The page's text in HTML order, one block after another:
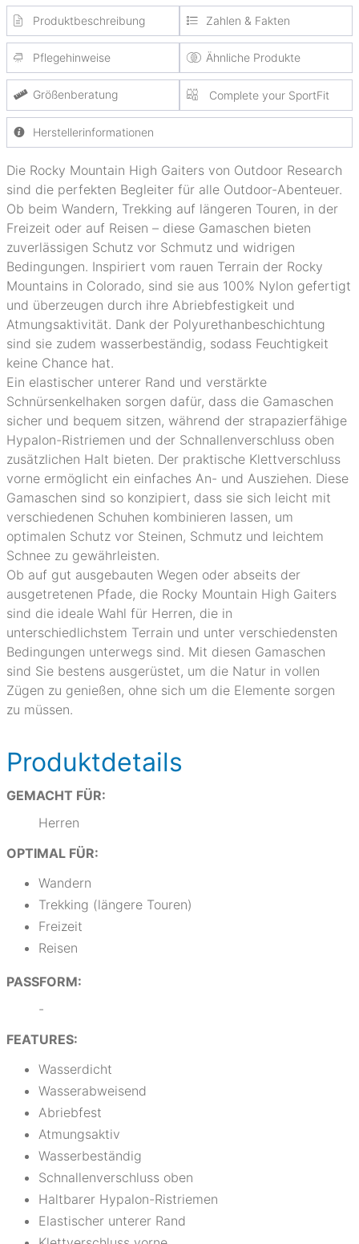
Produktbeschreibung Zahlen & Fakten
Pflegehinweise Ähnliche Produkte
Größenberatung Complete your SportFit
Herstellerinformationen
Die Rocky Mountain High Gaiters von Outdoor Research
sind die perfekten Begleiter für alle Outdoor-Abenteuer.
Ob beim Wandern, Trekking auf längeren Touren, in der
Freizeit oder auf Reisen – diese Gamaschen bieten
zuverlässigen Schutz vor Schmutz und widrigen
Bedingungen. Inspiriert vom rauen Terrain der Rocky
Mountains in Colorado, sind sie aus 100% Nylon gefertigt
und überzeugen durch ihre Abriebfestigkeit und
Atmungsaktivität. Dank der Polyurethanbeschichtung
sind sie zudem wasserbeständig, sodass Feuchtigkeit
keine Chance hat.
Ein elastischer unterer Rand und verstärkte
Schnürsenkelhaken sorgen dafür, dass die Gamaschen
sicher und bequem sitzen, während der strapazierfähige
Hypalon-Ristriemen und der Schnallenverschluss oben
zusätzlichen Halt bieten. Der praktische Klettverschluss
vorne ermöglicht ein einfaches An- und Ausziehen. Diese
Gamaschen sind so konzipiert, dass sie sich leicht mit
verschiedenen Schuhen kombinieren lassen, um
optimalen Schutz vor Steinen, Schmutz und leichtem
Schnee zu gewährleisten.
Ob auf gut ausgebauten Wegen oder abseits der
ausgetretenen Pfade, die Rocky Mountain High Gaiters
sind die ideale Wahl für Herren, die in
unterschiedlichstem Terrain und unter verschiedensten
Bedingungen unterwegs sind. Mit diesen Gamaschen
sind Sie bestens ausgerüstet, um die Natur in vollen
Zügen zu genießen, ohne sich um die Elemente sorgen
zu müssen.
Produktdetails
GEMACHT FÜR:
Herren
OPTIMAL FÜR:
Wandern
Trekking (längere Touren)
Freizeit
Reisen
PASSFORM:
-
FEATURES:
Wasserdicht
Wasserabweisend
Abriebfest
Atmungsaktiv
Wasserbeständig
Schnallenverschluss oben
Haltbarer Hypalon-Ristriemen
Elastischer unterer Rand